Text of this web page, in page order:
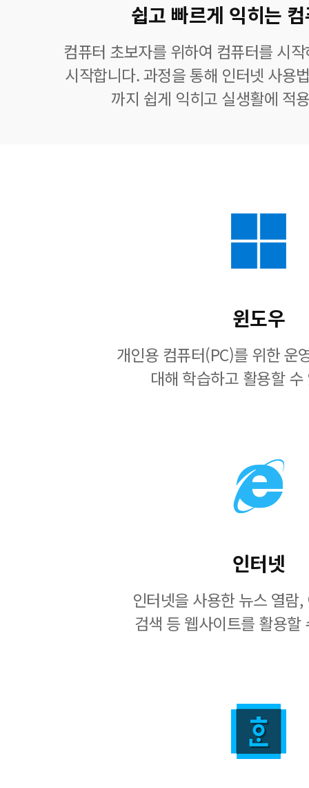
쉽고 빠르게 익히는
컴퓨터 초보자를 위하여 컴퓨터를 시
시작합니다. 과정을 통해 인터넷 사용
까지 쉽게 익히고 실생활에 적
윈도우
개인용 컴퓨터(PC)를 위한 운
대해 학습하고 활용할 수
인터넷
인터넷을 사용한 뉴스 열람
검색 등 웹사이트를 활용할